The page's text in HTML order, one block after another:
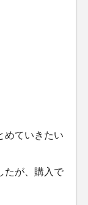
めていきたい
たが、購入で